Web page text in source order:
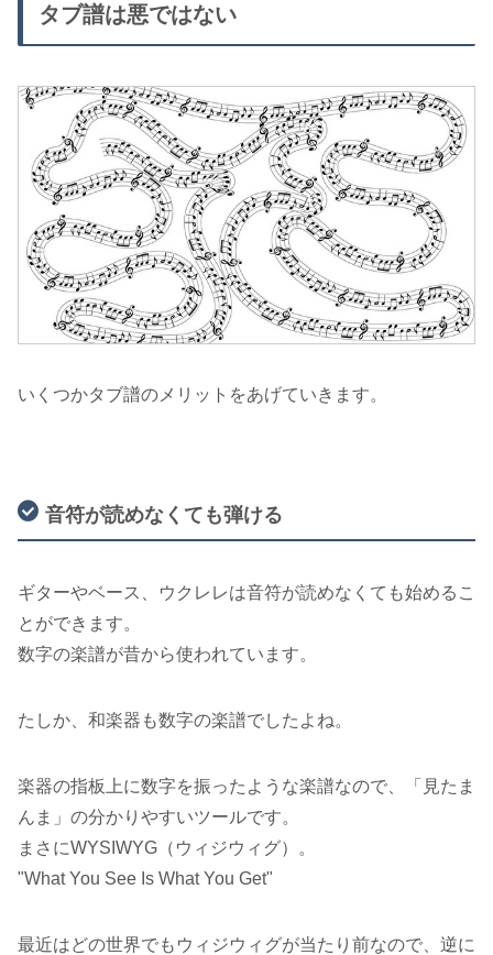
タブ譜は悪ではない
いくつかタブ譜のメリットをあげていきます。
音符が読めなくても弾ける
ギターやベース、ウクレレは音符が読めなくても始めるこ
とができます。
数字の楽譜が昔から使われています。
たしか、和楽器も数字の楽譜でしたよね。
楽器の指板上に数字を振ったような楽譜なので、「見たま
んま」の分かりやすいツールです。
まさにWYSIWYG（ウィジウィグ）。
"What You See Is What You Get"
最近はどの世界でもウィジウィグが当たり前なので、逆に